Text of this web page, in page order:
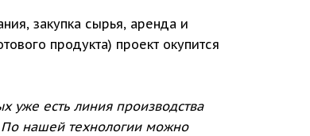
закупка сырья, аренда и
продукта) проект окупится
уже есть линия производства
нашей технологии можно